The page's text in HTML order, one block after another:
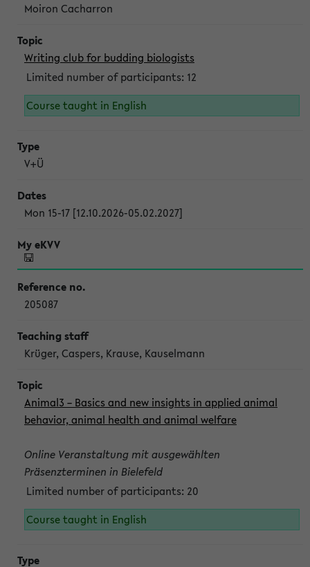
Moiron Cacharron
Writing club for budding biologists
Limited number of participants: 12
Course taught in English
V+Ü
Mon 15-17 [12.10.2026-05.02.2027]
205087
Krüger, Caspers, Krause, Kauselmann
Animal3 – Basics and new insights in applied animal
behavior, animal health and animal welfare
Online Veranstaltung mit ausgewählten
Präsenzterminen in Bielefeld
Limited number of participants: 20
Course taught in English